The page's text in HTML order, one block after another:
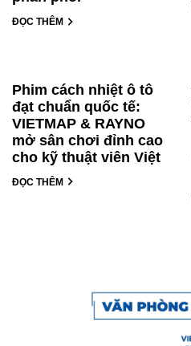
ĐỌC THÊM
Phim cách nhiệt ô tô
đạt chuẩn quốc tế:
VIETMAP & RAYNO
mở sân chơi đỉnh cao
cho kỹ thuật viên Việt
ĐỌC THÊM